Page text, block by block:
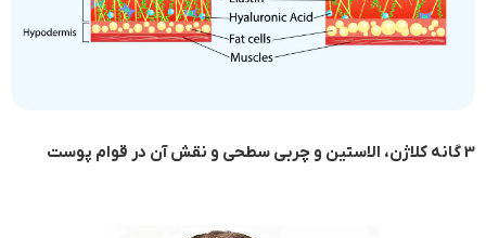
3 گانه کلاژن، الاستین و چربی سطحی و نقش آن در قوام پوست